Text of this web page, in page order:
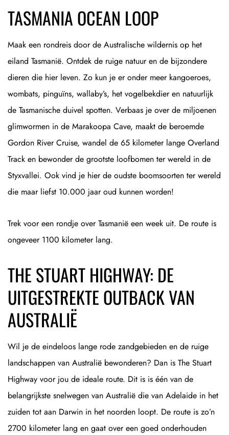
TASMANIA OCEAN LOOP
Maak een rondreis door de Australische wildernis op het
eiland Tasmanië. Ontdek de ruige natuur en de bijzondere
dieren die hier leven. Zo kun je er onder meer kangoeroes,
wombats, pinguïns, wallaby’s, het vogelbekdier en natuurlijk
de Tasmanische duivel spotten. Verbaas je over de miljoenen
glimwormen in de Marakoopa Cave, maakt de beroemde
Gordon River Cruise, wandel de 65 kilometer lange Overland
Track en bewonder de grootste loofbomen ter wereld in de
Styxvallei. Ook vind je hier de oudste boomsoorten ter wereld
die maar liefst 10.000 jaar oud kunnen worden!
Trek voor een rondje over Tasmanië een week uit. De route is
ongeveer 1100 kilometer lang.
THE STUART HIGHWAY: DE
UITGESTREKTE OUTBACK VAN
AUSTRALIË
Wil je de eindeloos lange rode zandgebieden en de ruige
landschappen van Australië bewonderen? Dan is The Stuart
Highway voor jou de ideale route. Dit is is één van de
belangrijkste snelwegen van Australië die van Adelaide in het
zuiden tot aan Darwin in het noorden loopt. De route is zo’n
2700 kilometer lang en gaat over een goed onderhouden